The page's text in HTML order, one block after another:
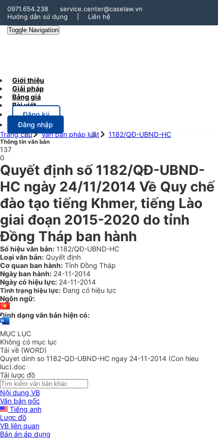
0971.654.238
service.center@caselaw.vn
Hướng dẫn sử dụng
Liên hệ
Toggle Navigation
Giới thiệu
Giải pháp
Bảng giá
Bài viết
Đăng ký
Đăng nhập
Trang chủ
Văn bản pháp luật 1182/QĐ-UBND-HC
Thông tin văn bản
137
0
Quyết định số 1182/QĐ-UBND-
HC ngày 24/11/2014 Về Quy chế
đào tạo tiếng Khmer, tiếng Lào
giai đoạn 2015-2020 do tỉnh
Đồng Tháp ban hành
Số hiệu văn bản: 1182/QĐ-UBND-HC
Loại văn bản: Quyết định
Cơ quan ban hành: Tỉnh Đồng Tháp
Ngày ban hành: 24-11-2014
Ngày có hiệu lực: 24-11-2014
Tình trạng hiệu lực: Đang có hiệu lực
Ngôn ngữ:
Định dạng văn bản hiện có:
MỤC LỤC
Không có mục lục
Tải về (WORD)
Quyet dinh so 1182-QD-UBND-HC ngay 24-11-2014 (Con hieu
luc).doc
Tải lược đồ
Nội dung VB
Văn bản gốc
Tiếng anh
Lược đồ
VB liên quan
Bản án áp dụng